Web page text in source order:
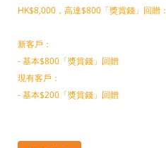
HK$8,000，高達$800「獎賞錢」回贈：
新客戶：
- 基本$800「獎賞錢」回贈
現有客戶：
- 基本$200「獎賞錢」回贈